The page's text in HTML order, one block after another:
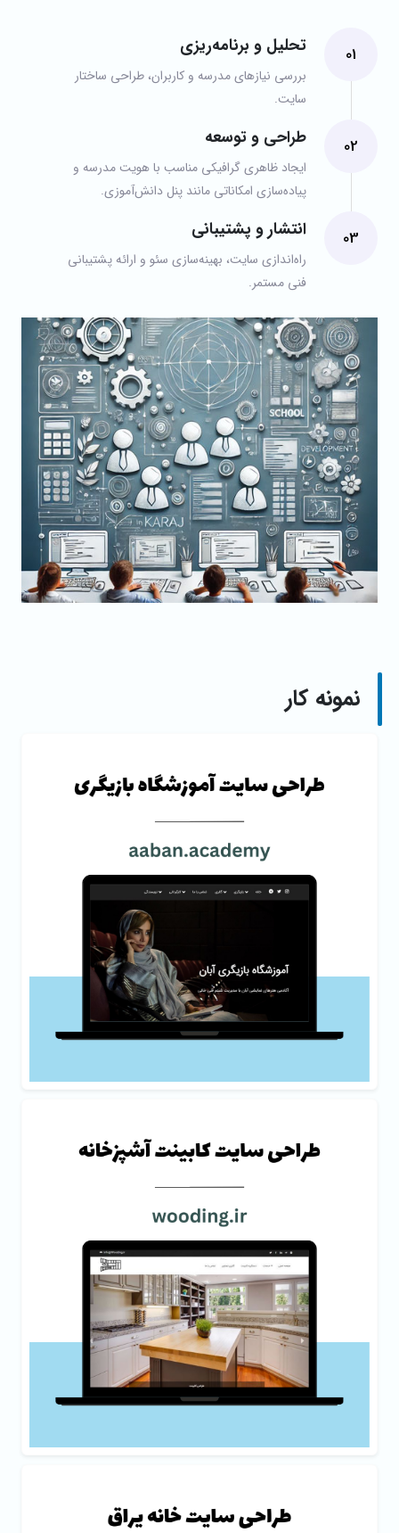
01 تحلیل و برنامه‌ریزی
بررسی نیازهای مدرسه و کاربران، طراحی ساختار
سایت.
02 طراحی و توسعه
ایجاد ظاهری گرافیکی مناسب با هویت مدرسه و
پیاده‌سازی امکاناتی مانند پنل دانش‌آموزی.
03 انتشار و پشتیبانی
راه‌اندازی سایت، بهینه‌سازی سئو و ارائه پشتیبانی
فنی مستمر.
نمونه کار